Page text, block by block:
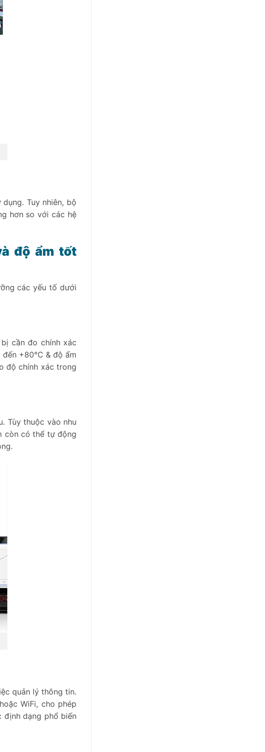
Tuy nhiên, bộ
hơn so với các hệ
độ ẩm tốt
các yếu tố dưới
cần đo chính xác
+80°C & độ ẩm
độ chính xác trong
Tùy thuộc vào nhu
còn có thể tự động
quản lý thông tin.
WiFi, cho phép
định dạng phổ biến